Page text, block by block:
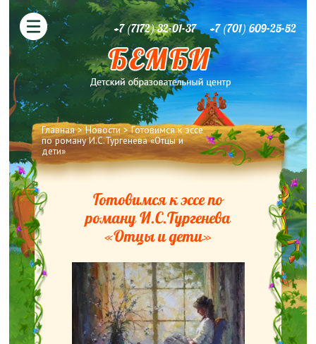
+7 (7172) 32-01-37 +7 (701) 609-25-52
Вы здесь
Главная>Новости> Готовимся к эссе
по роману И.С.Тургенева «Отцы и
дети»
Готовимся к эссе по
роману И.С.Тургенева
«Отцы и дети»